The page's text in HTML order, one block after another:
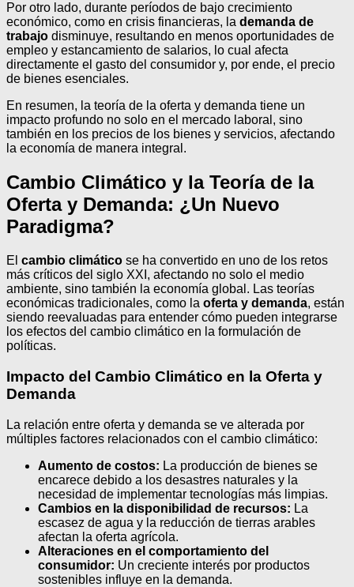
Por otro lado, durante períodos de bajo crecimiento
económico, como en crisis financieras, la demanda de
trabajo disminuye, resultando en menos oportunidades de
empleo y estancamiento de salarios, lo cual afecta
directamente el gasto del consumidor y, por ende, el precio
de bienes esenciales.
En resumen, la teoría de la oferta y demanda tiene un
impacto profundo no solo en el mercado laboral, sino
también en los precios de los bienes y servicios, afectando
la economía de manera integral.
Cambio Climático y la Teoría de la
Oferta y Demanda: ¿Un Nuevo
Paradigma?
El cambio climático se ha convertido en uno de los retos
más críticos del siglo XXI, afectando no solo el medio
ambiente, sino también la economía global. Las teorías
económicas tradicionales, como la oferta y demanda, están
siendo reevaluadas para entender cómo pueden integrarse
los efectos del cambio climático en la formulación de
políticas.
Impacto del Cambio Climático en la Oferta y
Demanda
La relación entre oferta y demanda se ve alterada por
múltiples factores relacionados con el cambio climático:
Aumento de costos: La producción de bienes se
encarece debido a los desastres naturales y la
necesidad de implementar tecnologías más limpias.
Cambios en la disponibilidad de recursos: La
escasez de agua y la reducción de tierras arables
afectan la oferta agrícola.
Alteraciones en el comportamiento del
consumidor: Un creciente interés por productos
sostenibles influye en la demanda.